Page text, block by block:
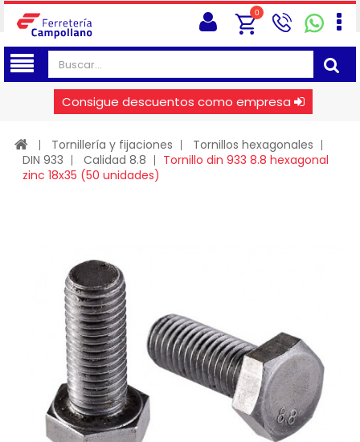
0
Consigue descuentos como empresa
Tornillería y fijaciones
Tornillos hexagonales
DIN 933
Calidad 8.8
Tornillo din 933 8.8 hexagonal
zinc 18x35 (50 unidades)